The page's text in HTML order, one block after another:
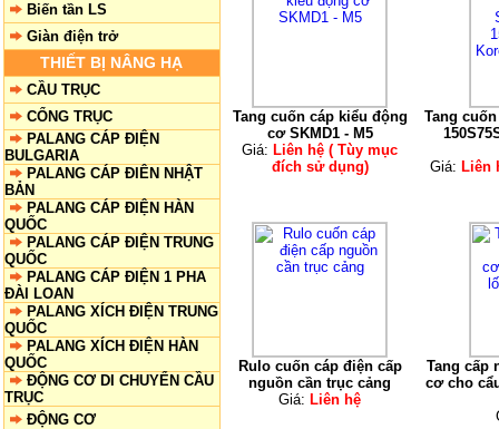
Biến tần LS
Giàn điện trở
THIẾT BỊ NÂNG HẠ
CẦU TRỤC
CỔNG TRỤC
PALANG CÁP ĐIỆN
BULGARIA
PALANG CÁP ĐIÊN NHẬT
BẢN
PALANG CÁP ĐIỆN HÀN
QUỐC
PALANG CÁP ĐIỆN TRUNG
QUỐC
PALANG CÁP ĐIỆN 1 PHA
ĐÀI LOAN
PALANG XÍCH ĐIỆN TRUNG
QUỐC
PALANG XÍCH ĐIỆN HÀN
QUỐC
ĐỘNG CƠ DI CHUYỂN CẦU
TRỤC
ĐỘNG CƠ
Tang cuốn cáp kiểu động
cơ SKMD1 - M5
Giá: Liên hệ ( Tùy mục
đích sử dụng)
Tang
Giá: Liên
Rulo cuốn cáp điện cấp
nguồn cần trục cảng
Giá: Liên hệ
Tang cấp
cơ cho